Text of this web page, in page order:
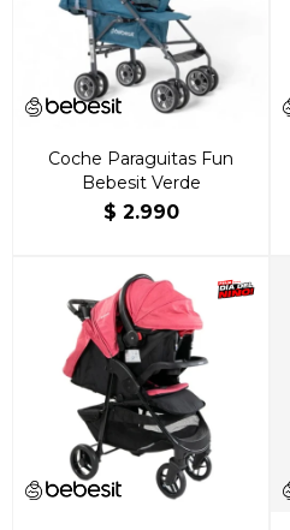
Coche Paraguitas Fun
Bebesit Verde
$ 2.990